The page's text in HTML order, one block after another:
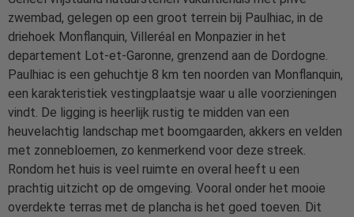
zwembad, gelegen op een groot terrein bij Paulhiac, in de
driehoek Monflanquin, Villeréal en Monpazier in het
departement Lot-et-Garonne, grenzend aan de Dordogne.
Paulhiac is een gehuchtje 8 km ten noorden van Monflanquin,
een karakteristiek vestingplaatsje waar u alle voorzieningen
vindt. De ligging is heerlijk rustig te midden van een
heuvelachtig landschap met boomgaarden, akkers en velden
met zonnebloemen, zo kenmerkend voor deze streek.
Rondom het huis is veel ruimte en overal heeft u een
prachtig uitzicht op de omgeving. Vooral onder het mooie
overdekte terras met de plancha is het goed toeven. Dit